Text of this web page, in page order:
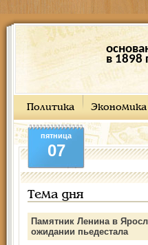
в 1898
Политика Экономика
пятница
07
Тема дня
Памятник Ленина в
ожидании пьедестала